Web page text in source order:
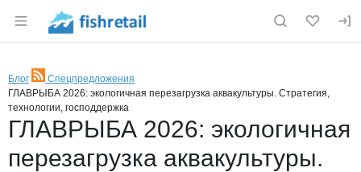
Раздел навигации по сайту fishretail.ru
Блог
RSS
Спецпредложения
ГЛАВРЫБА 2026: экологичная перезагрузка аквакультуры. Стратегия,
технологии, господдержка
ГЛАВРЫБА 2026: экологичная
перезагрузка аквакультуры.